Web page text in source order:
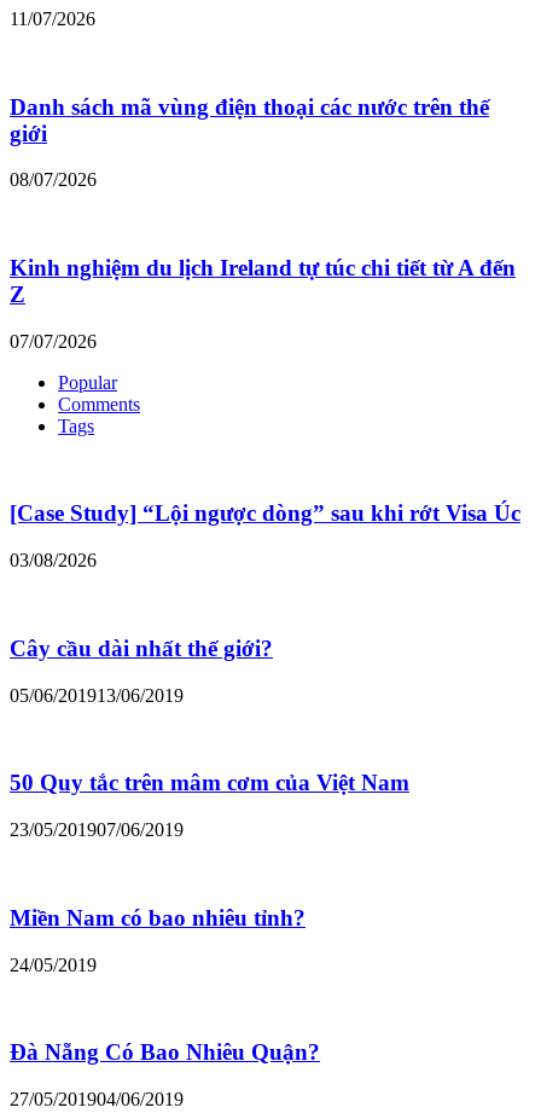
11/07/2026
Danh sách mã vùng điện thoại các nước trên thế
giới
08/07/2026
Kinh nghiệm du lịch Ireland tự túc chi tiết từ A đến
Z
07/07/2026
Popular
Comments
Tags
[Case Study] “Lội ngược dòng” sau khi rớt Visa Úc
03/08/2026
Cây cầu dài nhất thế giới?
05/06/201913/06/2019
50 Quy tắc trên mâm cơm của Việt Nam
23/05/201907/06/2019
Miền Nam có bao nhiêu tỉnh?
24/05/2019
Đà Nẵng Có Bao Nhiêu Quận?
27/05/201904/06/2019